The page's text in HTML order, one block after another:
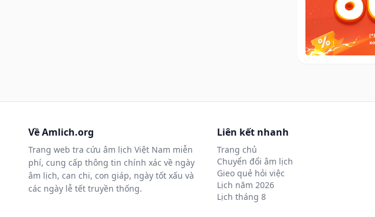
Về Amlich.org
Trang web tra cứu âm lịch Việt Nam miễn
phí, cung cấp thông tin chính xác về ngày
âm lịch, can chi, con giáp, ngày tốt xấu và
các ngày lễ tết truyền thống.
Liên kết nhanh
Trang chủ
Chuyển đổi âm lịch
Gieo quẻ hỏi việc
Lịch năm 2026
Lịch tháng 8